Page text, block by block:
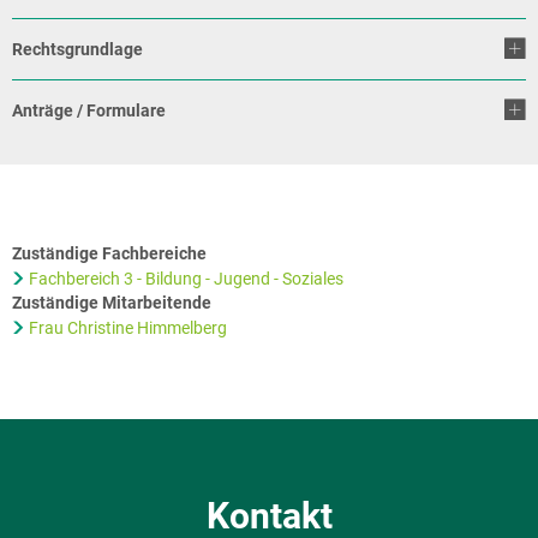
Rechtsgrundlage
Anträge / Formulare
Zuständige Fachbereiche
Fachbereich 3 - Bildung - Jugend - Soziales
Zuständige Mitarbeitende
Frau Christine Himmelberg
Kontakt